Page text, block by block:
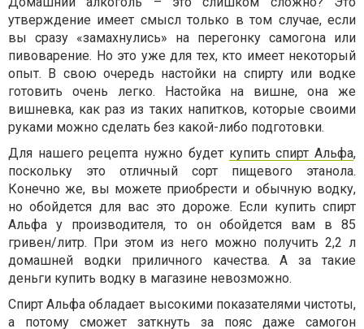
утверждение имеет смысл только в том случае, если
вы сразу «замахнулись» на перегонку самогона или
пивоварение. Но это уже для тех, кто имеет некоторый
опыт. В свою очередь настойки на спирту или водке
готовить очень легко. Настойка на вишне, она же
вишневка, как раз из таких напитков, которые своими
руками можно сделать без какой-либо подготовки.
Для нашего рецепта нужно будет купить спирт Альфа,
поскольку это отличный сорт пищевого этанола.
Конечно же, вы можете приобрести и обычную водку,
но обойдется для вас это дороже. Если купить спирт
Альфа у производителя, то он обойдется вам в 85
гривен/литр. При этом из него можно получить 2,2 л
домашней водки приличного качества. А за такие
деньги купить водку в магазине невозможно.
Спирт Альфа обладает высокими показателями чистоты,
а потому сможет заткнуть за пояс даже самогон